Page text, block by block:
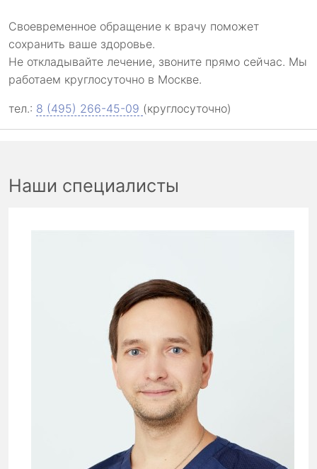
Своевременное обращение к врачу поможет
сохранить ваше здоровье.
Не откладывайте лечение, звоните прямо сейчас. Мы
работаем круглосуточно в Москве.
тел.: 8 (495) 266-45-09 (круглосуточно)
Наши специалисты